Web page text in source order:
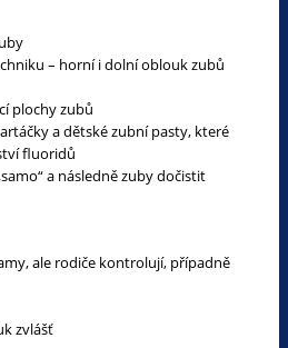
– horní i dolní oblouk zubů
plochy zubů
a dětské zubní pasty, které
fluoridů
a následně zuby dočistit
ale rodiče kontrolují, případně
zvlášť